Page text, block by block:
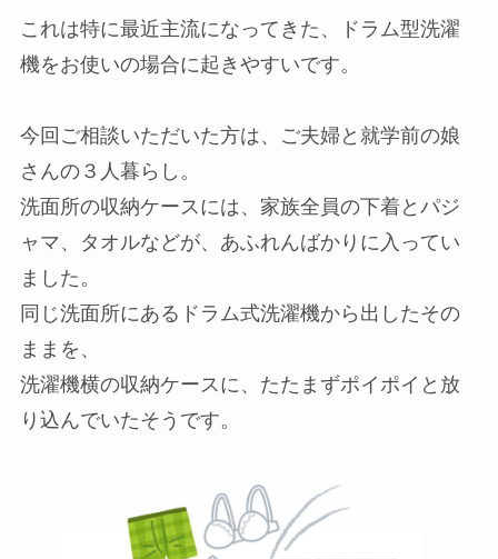
これは特に最近主流になってきた、ドラム型洗濯
機をお使いの場合に起きやすいです。
今回ご相談いただいた方は、ご夫婦と就学前の娘
さんの３人暮らし。
洗面所の収納ケースには、家族全員の下着とパジ
ャマ、タオルなどが、あふれんばかりに入ってい
ました。
同じ洗面所にあるドラム式洗濯機から出したその
ままを、
洗濯機横の収納ケースに、たたまずポイポイと放
り込んでいたそうです。